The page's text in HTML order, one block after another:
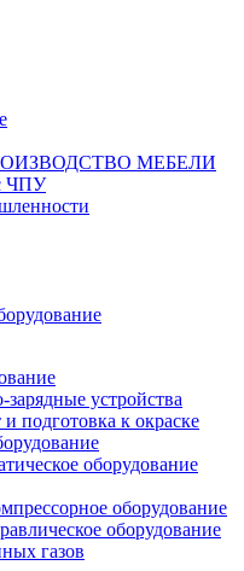
МЕБЕЛИ
ЧПУ
устройства
подготовка к окраске
оборудование
оборудование
оборудование
газов